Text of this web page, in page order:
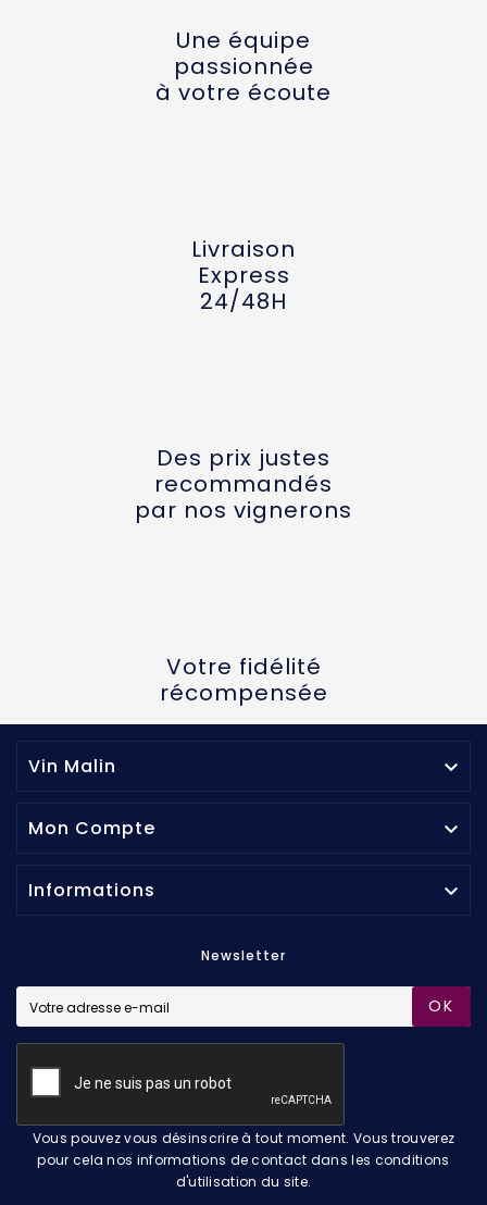
Une équipe
passionnée
à votre écoute
Livraison
Express
24/48H
Des prix justes
recommandés
par nos vignerons
Votre fidélité
récompensée
Vin Malin 
Mon Compte 
Informations 
Newsletter
OK
Vous pouvez vous désinscrire à tout moment. Vous trouverez
pour cela nos informations de contact dans les conditions
d'utilisation du site.